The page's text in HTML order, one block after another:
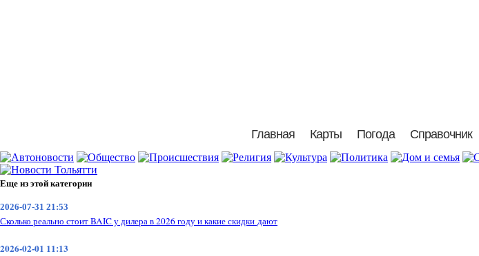
Главная Карты Погода Справочник
Еще из этой категории
2026-07-31 21:53
Сколько реально стоит BAIC у дилера в 2026 году и какие скидки дают
2026-02-01 11:13